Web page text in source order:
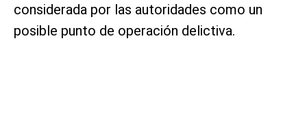
considerada por las autoridades como un
posible punto de operación delictiva.